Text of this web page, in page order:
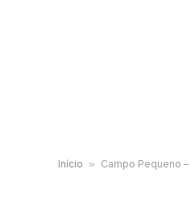
Início » Campo Pequeno